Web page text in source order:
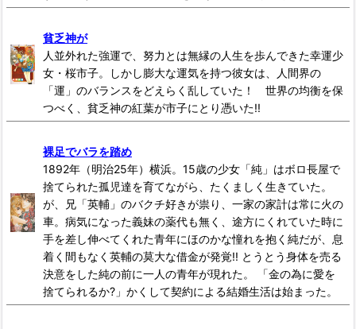
貧乏神が
人並外れた強運で、努力とは無縁の人生を歩んできた幸運少
女・桜市子。しかし膨大な運気を持つ彼女は、人間界の
「運」のバランスをどえらく乱していた！ 世界の均衡を保
つべく、貧乏神の紅葉が市子にとり憑いた!!
裸足でバラを踏め
1892年（明治25年）横浜。15歳の少女「純」はボロ長屋で
捨てられた孤児達を育てながら、たくましく生きていた。
が、兄「英輔」のバクチ好きが祟り、一家の家計は常に火の
車。病気になった義妹の薬代も無く、途方にくれていた時に
手を差し伸べてくれた青年にほのかな憧れを抱く純だが、息
着く間もなく英輔の莫大な借金が発覚!! とうとう身体を売る
決意をした純の前に一人の青年が現れた。 「金の為に愛を
捨てられるか?」かくして契約による結婚生活は始まった。